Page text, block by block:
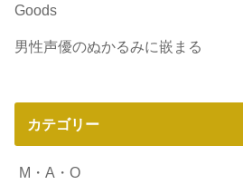
Goods
男性声優のぬかるみに嵌まる
カテゴリー
M・A・O